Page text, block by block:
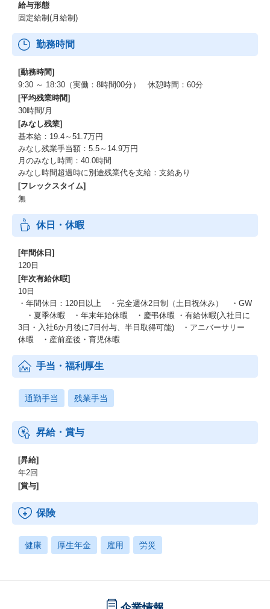
給与形態
固定給制(月給制)
勤務時間
[勤務時間]
9:30 ～ 18:30（実働：8時間00分） 休憩時間：60分
[平均残業時間]
30時間/月
[みなし残業]
基本給：19.4～51.7万円
みなし残業手当額：5.5～14.9万円
月のみなし時間：40.0時間
みなし時間超過時に別途残業代を支給：支給あり
[フレックスタイム]
無
休日・休暇
[年間休日]
120日
[年次有給休暇]
10日
・年間休日：120日以上 ・完全週休2日制（土日祝休み） ・GW
・夏季休暇 ・年末年始休暇 ・慶弔休暇 ・有給休暇(入社日に
3日・入社6か月後に7日付与、半日取得可能) ・アニバーサリー
休暇 ・産前産後・育児休暇
手当・福利厚生
通勤手当 残業手当
昇給・賞与
[昇給]
年2回
[賞与]
保険
健康 厚生年金 雇用 労災